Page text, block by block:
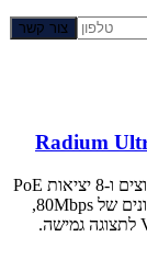
צור קשר
Radium
מקליט NVR מקצועי מבית Radium Ultra עם 8 ערוצים ו-8 יציאות PoE
מובנות לחיבור ישיר של מצלמות IP. קצב העברת נתונים של 80Mbps,
תמיכה בנפח אחסון עד 8TB ויציאות HDMI ו-VGA לתצוגה גמישה.